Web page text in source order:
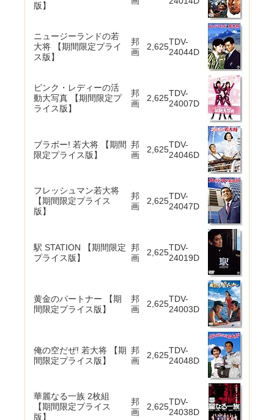
版】
ニュージーランドの若
大将 【期間限定プライ
ス版】
邦
画
2,625TDV-
24044D
ピンク・レディーの活
動大写真 【期間限定プ
ライス版】
邦
画
2,625TDV-
24007D
ブラボー! 若大将 【期間
限定プライス版】
邦
画
2,625TDV-
24046D
フレッシュマン若大将
【期間限定プライス
版】
邦
画
2,625TDV-
24047D
駅 STATION 【期間限定
プライス版】
邦
画
2,625TDV-
24019D
黄金のパートナー 【期
間限定プライス版】
邦
画
2,625TDV-
24003D
俺の空だぜ! 若大将 【期
間限定プライス版】
邦
画
2,625TDV-
24048D
華麗なる一族 2枚組
【期間限定プライス
版】
邦
画
2,625TDV-
24038D